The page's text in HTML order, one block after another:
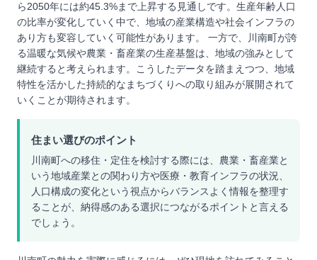
ら2050年には約45.3%まで上昇する見通しです。生産年齢人口
の比率が変化していく中で、地域の産業構造や社会インフラの
あり方も変容していく可能性があります。 一方で、川南町が誇
る温暖な気候や農業・畜産業の生産基盤は、地域の強みとして
継続すると考えられます。こうしたデータを踏まえつつ、地域
特性を活かした持続的なまちづくりへの取り組みが展開されて
いくことが期待されます。
住まい選びのポイント
川南町への移住・定住を検討する際には、農業・畜産業と
いう地域産業との関わり方や医療・教育インフラの状況、
人口構成の変化という視点からバランスよく情報を整理す
ることが、納得感のある選択につながるポイントと言える
でしょう。